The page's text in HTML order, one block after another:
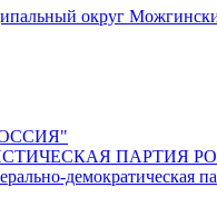
округ
ПАРТИЯ
демократическая